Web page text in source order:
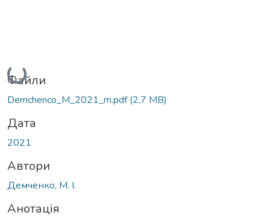
Вантажиться...
Файли
Demchenco_M_2021_m.pdf(2,7 MB)
Дата
2021
Автори
Демченко, М. І.
Анотація